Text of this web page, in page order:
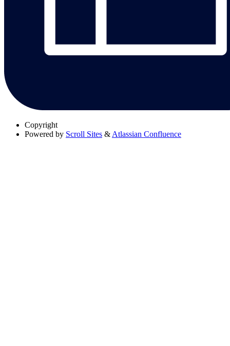
Copyright
Powered by Scroll Sites & Atlassian Confluence